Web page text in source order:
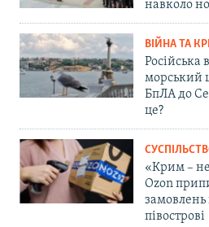
навколо
ВІЙНА ТА
Російська
морський
БпЛА до
це?
«Крим –
Ozon
півострові